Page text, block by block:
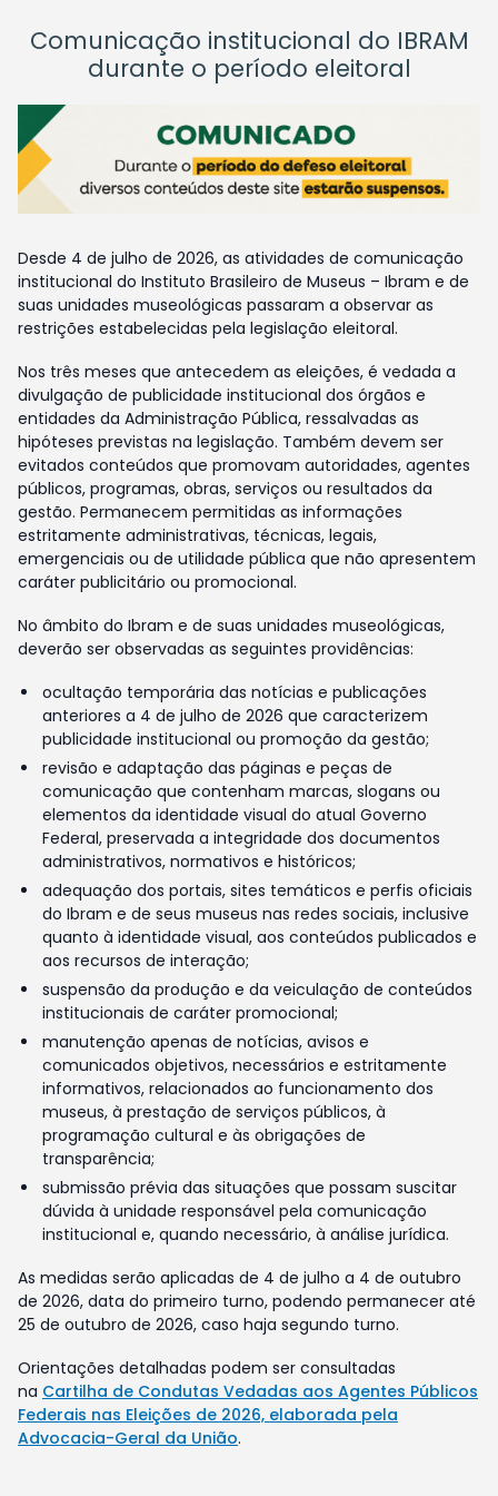
Comunicação institucional do IBRAM
durante o período eleitoral
Desde 4 de julho de 2026, as atividades de comunicação
institucional do Instituto Brasileiro de Museus – Ibram e de
suas unidades museológicas passaram a observar as
restrições estabelecidas pela legislação eleitoral.
Nos três meses que antecedem as eleições, é vedada a
divulgação de publicidade institucional dos órgãos e
entidades da Administração Pública, ressalvadas as
hipóteses previstas na legislação. Também devem ser
evitados conteúdos que promovam autoridades, agentes
públicos, programas, obras, serviços ou resultados da
gestão. Permanecem permitidas as informações
estritamente administrativas, técnicas, legais,
emergenciais ou de utilidade pública que não apresentem
caráter publicitário ou promocional.
No âmbito do Ibram e de suas unidades museológicas,
deverão ser observadas as seguintes providências:
ocultação temporária das notícias e publicações
anteriores a 4 de julho de 2026 que caracterizem
publicidade institucional ou promoção da gestão;
revisão e adaptação das páginas e peças de
comunicação que contenham marcas, slogans ou
elementos da identidade visual do atual Governo
Federal, preservada a integridade dos documentos
administrativos, normativos e históricos;
adequação dos portais, sites temáticos e perfis oficiais
do Ibram e de seus museus nas redes sociais, inclusive
quanto à identidade visual, aos conteúdos publicados e
aos recursos de interação;
suspensão da produção e da veiculação de conteúdos
institucionais de caráter promocional;
manutenção apenas de notícias, avisos e
comunicados objetivos, necessários e estritamente
informativos, relacionados ao funcionamento dos
museus, à prestação de serviços públicos, à
programação cultural e às obrigações de
transparência;
submissão prévia das situações que possam suscitar
dúvida à unidade responsável pela comunicação
institucional e, quando necessário, à análise jurídica.
As medidas serão aplicadas de 4 de julho a 4 de outubro
de 2026, data do primeiro turno, podendo permanecer até
25 de outubro de 2026, caso haja segundo turno.
Orientações detalhadas podem ser consultadas
na Cartilha de Condutas Vedadas aos Agentes Públicos
Federais nas Eleições de 2026, elaborada pela
Advocacia-Geral da União.